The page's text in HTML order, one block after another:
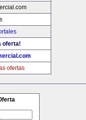
oferta!
ofertas